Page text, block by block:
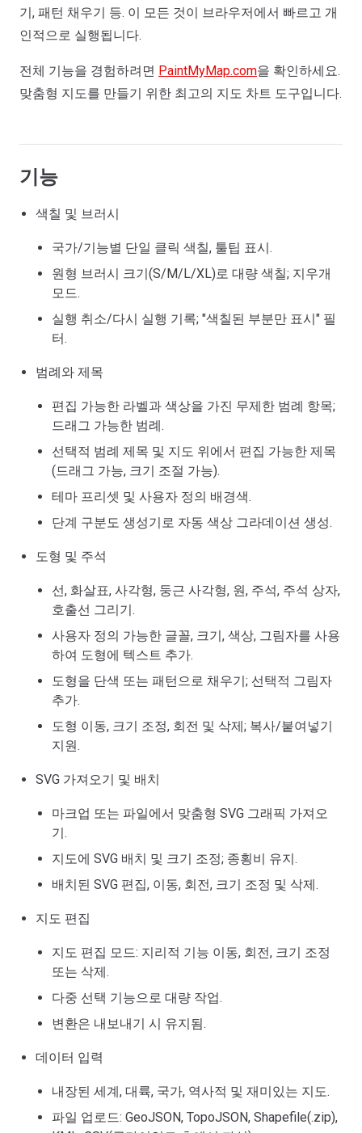
기, 패턴 채우기 등. 이 모든 것이 브라우저에서 빠르고 개
인적으로 실행됩니다.
전체 기능을 경험하려면 PaintMyMap.com을 확인하세요.
맞춤형 지도를 만들기 위한 최고의 지도 차트 도구입니다.
기능
색칠 및 브러시
국가/기능별 단일 클릭 색칠, 툴팁 표시.
원형 브러시 크기(S/M/L/XL)로 대량 색칠; 지우개
모드.
실행 취소/다시 실행 기록; "색칠된 부분만 표시" 필
터.
범례와 제목
편집 가능한 라벨과 색상을 가진 무제한 범례 항목;
드래그 가능한 범례.
선택적 범례 제목 및 지도 위에서 편집 가능한 제목
(드래그 가능, 크기 조절 가능).
테마 프리셋 및 사용자 정의 배경색.
단계 구분도 생성기로 자동 색상 그라데이션 생성.
도형 및 주석
선, 화살표, 사각형, 둥근 사각형, 원, 주석, 주석 상자,
호출선 그리기.
사용자 정의 가능한 글꼴, 크기, 색상, 그림자를 사용
하여 도형에 텍스트 추가.
도형을 단색 또는 패턴으로 채우기; 선택적 그림자
추가.
도형 이동, 크기 조정, 회전 및 삭제; 복사/붙여넣기
지원.
SVG 가져오기 및 배치
마크업 또는 파일에서 맞춤형 SVG 그래픽 가져오
기.
지도에 SVG 배치 및 크기 조정; 종횡비 유지.
배치된 SVG 편집, 이동, 회전, 크기 조정 및 삭제.
지도 편집
지도 편집 모드: 지리적 기능 이동, 회전, 크기 조정
또는 삭제.
다중 선택 기능으로 대량 작업.
변환은 내보내기 시 유지됨.
데이터 입력
내장된 세계, 대륙, 국가, 역사적 및 재미있는 지도.
파일 업로드: GeoJSON, TopoJSON, Shapefile(.zip),